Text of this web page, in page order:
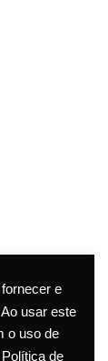
e
usar este
o uso de
de